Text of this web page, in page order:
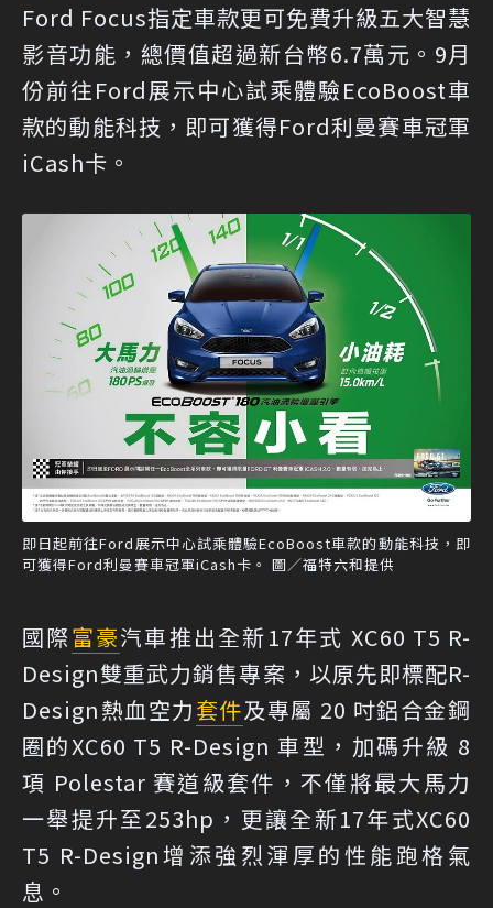
Ford Focus指定車款更可免費升級五大智慧
影音功能，總價值超過新台幣6.7萬元。9月
份前往Ford展示中心試乘體驗EcoBoost車
款的動能科技，即可獲得Ford利曼賽車冠軍
iCash卡。
即日起前往Ford展示中心試乘體驗EcoBoost車款的動能科技，即
可獲得Ford利曼賽車冠軍iCash卡。 圖／福特六和提供
國際富豪汽車推出全新17年式 XC60 T5 R-
Design雙重武力銷售專案，以原先即標配R-
Design熱血空力套件及專屬 20 吋鋁合金鋼
圈的XC60 T5 R-Design 車型，加碼升級 8
項 Polestar 賽道級套件，不僅將最大馬力
一舉提升至253hp，更讓全新17年式XC60
T5 R-Design增添強烈渾厚的性能跑格氣
息。